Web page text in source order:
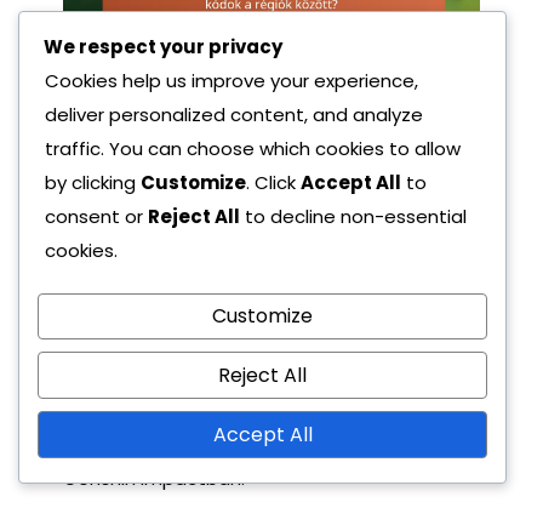
Hogyan hasonlíthatók
össze a Primogem kódok a
régiók között?
régiók között, egyes kódok kizárólagosak
bizonyos területeken, míg mások
eseményekhez vagy árukhoz kapcsolódnak. E
különbségek megértése segíthet a
játékosoknak maximalizálni jutalmaikat a
Genshin Impactban.
We respect your privacy
Cookies help us improve your experience,
deliver personalized content, and analyze
traffic. You can choose which cookies to allow
by clicking Customize. ClickAccept All to
consent or Reject All to decline non-essential
cookies.
Customize
Reject All
Accept All